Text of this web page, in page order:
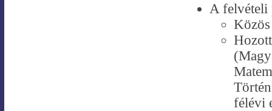
A felvételi
félévi